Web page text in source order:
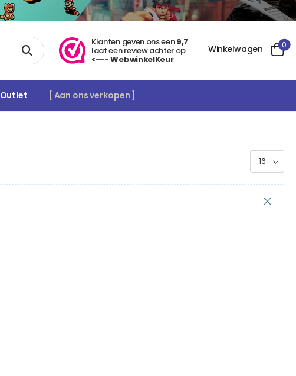
Klanten geven ons een9,7
laat een review achter op
<--- WebwinkelKeur
Winkelwagen 0
Outlet [ Aan ons verkopen ]